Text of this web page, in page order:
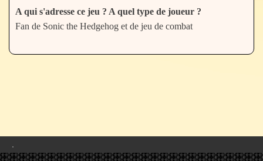
A qui s'adresse ce jeu ? A quel type de joueur ?
Fan de Sonic the Hedgehog et de jeu de combat
.